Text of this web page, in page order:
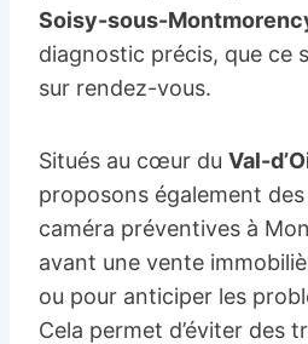
Soisy-sous-
diagnostic précis, que ce
sur rendez-vous.
Situés au cœur du Val-
proposons également
caméra préventives à
avant une vente
ou pour anticiper les
Cela permet d’éviter des